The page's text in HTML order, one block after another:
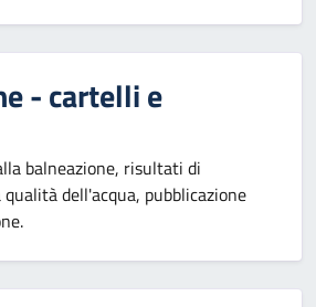
- cartelli e
balneazione, risultati di
dell'acqua, pubblicazione